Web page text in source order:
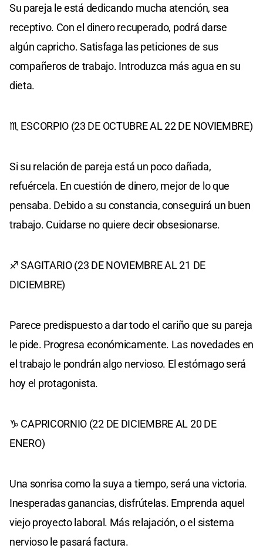
Su pareja le está dedicando mucha atención, sea
receptivo. Con el dinero recuperado, podrá darse
algún capricho. Satisfaga las peticiones de sus
compañeros de trabajo. Introduzca más agua en su
dieta.
♏ ESCORPIO (23 DE OCTUBRE AL 22 DE NOVIEMBRE)
Si su relación de pareja está un poco dañada,
refuércela. En cuestión de dinero, mejor de lo que
pensaba. Debido a su constancia, conseguirá un buen
trabajo. Cuidarse no quiere decir obsesionarse.
♐ SAGITARIO (23 DE NOVIEMBRE AL 21 DE
DICIEMBRE)
Parece predispuesto a dar todo el cariño que su pareja
le pide. Progresa económicamente. Las novedades en
el trabajo le pondrán algo nervioso. El estómago será
hoy el protagonista.
♑ CAPRICORNIO (22 DE DICIEMBRE AL 20 DE
ENERO)
Una sonrisa como la suya a tiempo, será una victoria.
Inesperadas ganancias, disfrútelas. Emprenda aquel
viejo proyecto laboral. Más relajación, o el sistema
nervioso le pasará factura.